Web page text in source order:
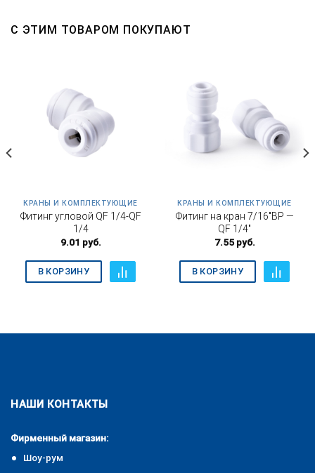
С ЭТИМ ТОВАРОМ ПОКУПАЮТ
КРАНЫ И КОМПЛЕКТУЮЩИЕ
Фитинг угловой QF 1/4-QF
1/4
9.01 руб.
В КОРЗИНУ
КРАНЫ И КОМПЛЕКТУЮЩИЕ
Фитинг на кран 7/16″ВР —
QF 1/4″
7.55руб.
В КОРЗИНУ
НАШИ КОНТАКТЫ
Фирменный магазин:
Шоу-рум